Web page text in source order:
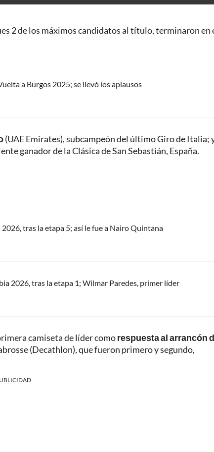
2 de los máximos candidatos al título, terminaron en
a Burgos 2025; se llevó los aplausos
(UAE Emirates), subcampeón del último Giro de Italia;
ganador de la Clásica de San Sebastián, España.
tras la etapa 5; así le fue a Nairo Quintana
2026, tras la etapa 1; Wilmar Paredes, primer líder
camiseta de líder comorespuesta al arrancón
(Decathlon), que fueron primero y segundo,